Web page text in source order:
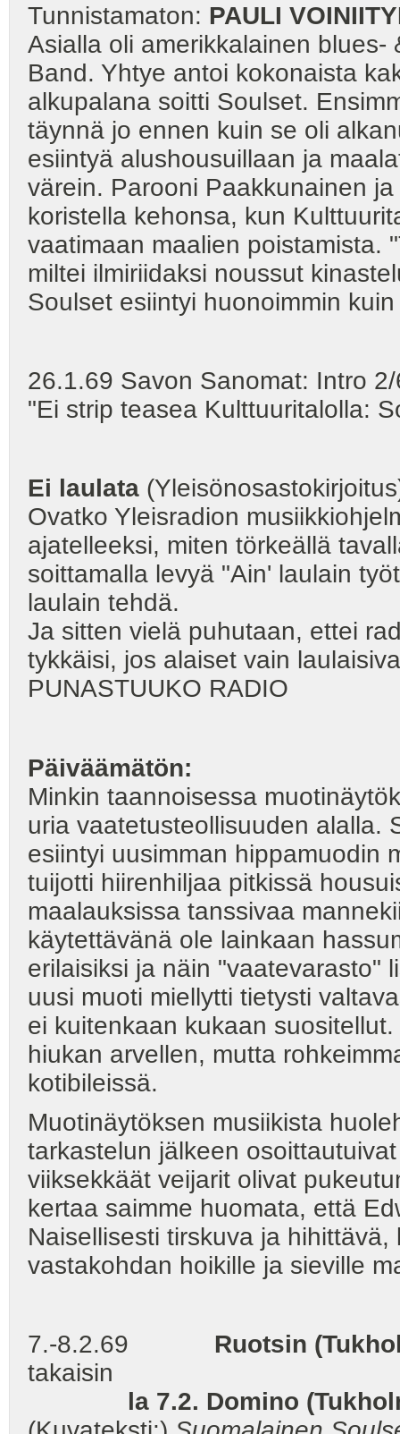
Tunnistamaton: PAULI
Asialla oli amerikkalainen
Band. Yhtye antoi kokonaista
alkupalana soitti Soulset.
täynnä jo ennen kuin se oli
esiintyä alushousuillaan ja
värein. Parooni Paakkunainen
koristella kehonsa, kun
vaatimaan maalien poistamista.
miltei ilmiriidaksi noussut
Soulset esiintyi huonoimmin
26.1.69 Savon Sanomat: Intro
"Ei strip teasea Kulttuuritalolla:
Ei laulata
Ovatko Yleisradion
ajatelleeksi, miten törkeällä
soittamalla levyä "Ain' laulain
laulain tehdä.
Ja sitten vielä puhutaan, ettei
tykkäisi, jos alaiset vain
PUNASTUUKO RADIO
Päiväämätön:
Minkin taannoisessa
uria vaatetusteollisuuden alalla.
esiintyi uusimman hippamuodin
tuijotti hiirenhiljaa pitkissä
maalauksissa tanssivaa
käytettävänä ole lainkaan
erilaisiksi ja näin "vaatevarasto"
uusi muoti miellytti tietysti
ei kuitenkaan kukaan
hiukan arvellen, mutta
kotibileissä.
Muotinäytöksen musiikista
tarkastelun jälkeen
viiksekkäät veijarit olivat
kertaa saimme huomata, että
Naisellisesti tirskuva ja
vastakohdan hoikille ja
7.-8.2.69 Ruotsin
takaisin
la 7.2. Domino